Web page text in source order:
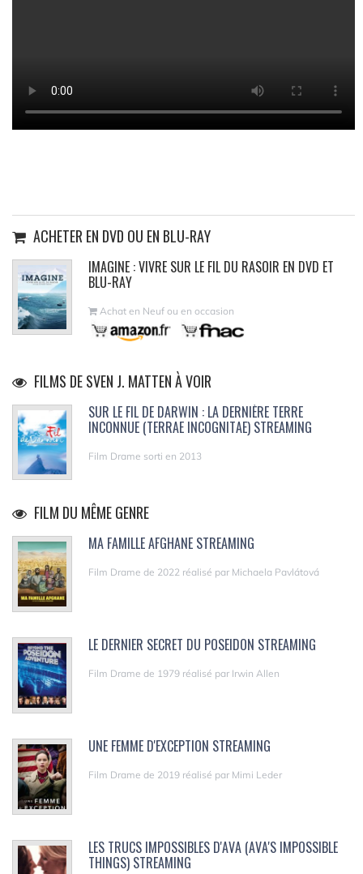
ACHETER EN DVD OU EN BLU-RAY
IMAGINE : VIVRE SUR LE FIL DU RASOIR EN DVD ET
BLU-RAY
Achat en Neuf ou en occasion
FILMS DE SVEN J. MATTEN À VOIR
SUR LE FIL DE DARWIN : LA DERNIÈRE TERRE
INCONNUE (TERRAE INCOGNITAE) STREAMING
Film Drame sorti en 2013
FILM DU MÊME GENRE
MA FAMILLE AFGHANE STREAMING
Film Drame de 2022 réalisé par Michaela Pavlátová
LE DERNIER SECRET DU POSEIDON STREAMING
Film Drame de 1979 réalisé par Irwin Allen
UNE FEMME D'EXCEPTION STREAMING
Film Drame de 2019 réalisé par Mimi Leder
LES TRUCS IMPOSSIBLES D'AVA (AVA'S IMPOSSIBLE
THINGS) STREAMING